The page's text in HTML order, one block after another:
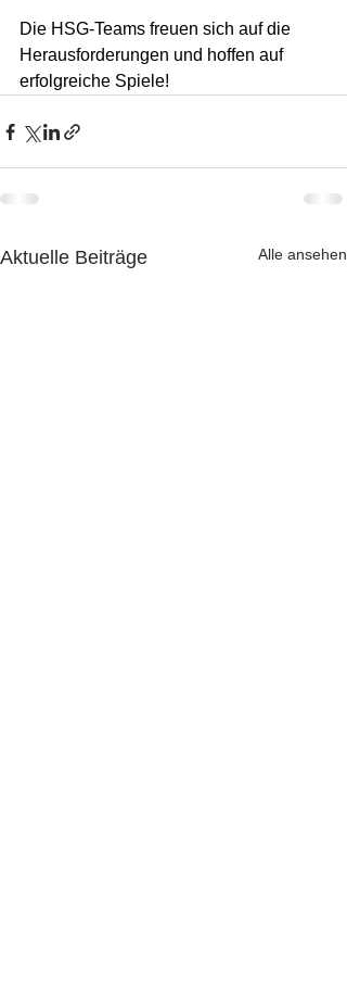
Die HSG-Teams freuen sich auf die
Herausforderungen und hoffen auf
erfolgreiche Spiele!
Aktuelle Beiträge Alle ansehen